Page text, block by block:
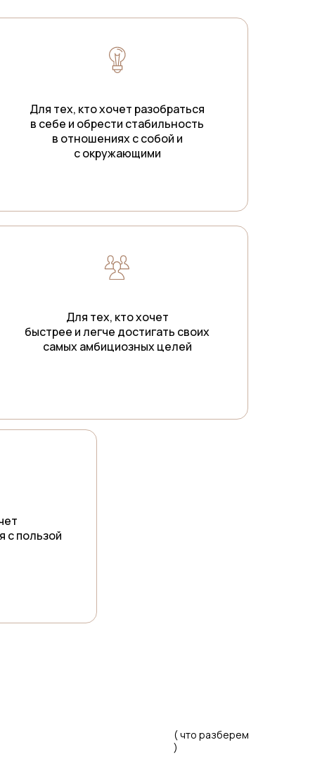
Для тех, кто хочет разобраться
в себе и обрести стабильность
в отношениях с собой и
с окружающими
Для тех, кто хочет
быстрее и легче достигать своих
самых амбициозных целей
с пользой
( что разберем
)